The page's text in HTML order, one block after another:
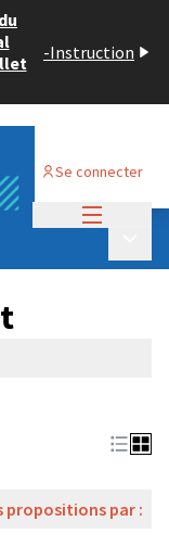
-Instruction
Se connecter
propositions par :